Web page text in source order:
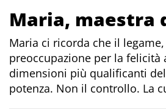
Maria, maestra
Maria ci ricorda che il
preoccupazione per la felicità
dimensioni più qualificanti
potenza. Non il controllo. La